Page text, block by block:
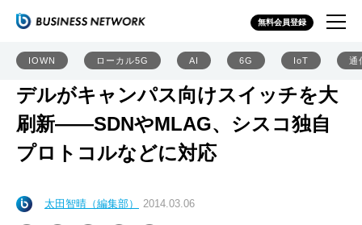
無料会員登録
IOWN ローカル5G AI 6G IoT 通
デルがキャンパス向けスイッチを大
刷新――SDNやMLAG、シスコ独自
プロトコルなどに対応
太田智晴（編集部） 2014.03.06